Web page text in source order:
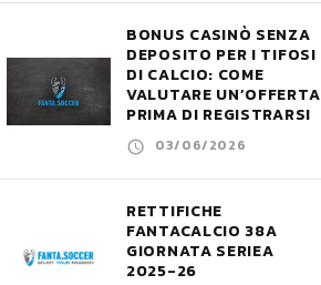
BONUS CASINÒ SENZA
DEPOSITO PER I TIFOSI
DI CALCIO: COME
VALUTARE UN’OFFERTA
PRIMA DI REGISTRARSI
03/06/2026
RETTIFICHE
FANTACALCIO 38A
GIORNATA SERIEA
2025-26